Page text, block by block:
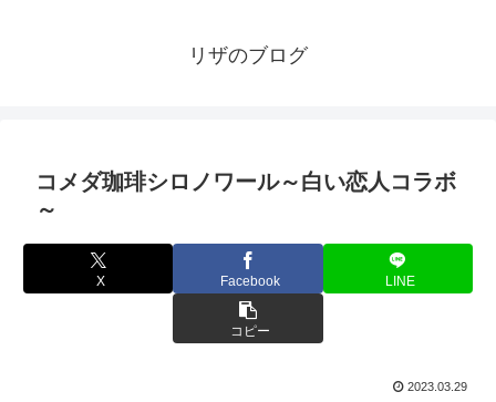
リザのブログ
コメダ珈琲シロノワール～白い恋人コラボ
～
X Facebook LINE
コピー
2023.03.29